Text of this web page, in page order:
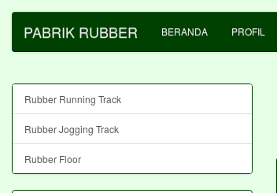
PABRIK RUBBER BERANDA PROFIL
Rubber Running Track
Rubber Jogging Track
Rubber Floor